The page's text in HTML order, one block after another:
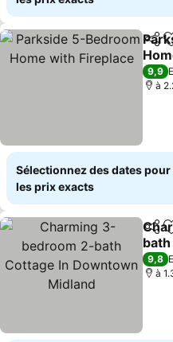
9,9
à
Sélectionnez des dates
les prix exacts
9,8
à